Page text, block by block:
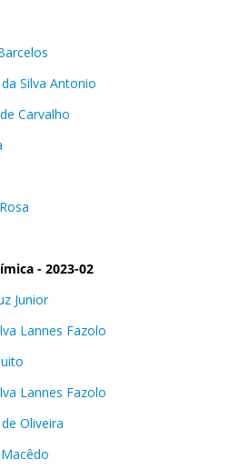
Silva Antonio
Carvalho
- 2023-02
Junior
Lannes Fazolo
Lannes Fazolo
Oliveira